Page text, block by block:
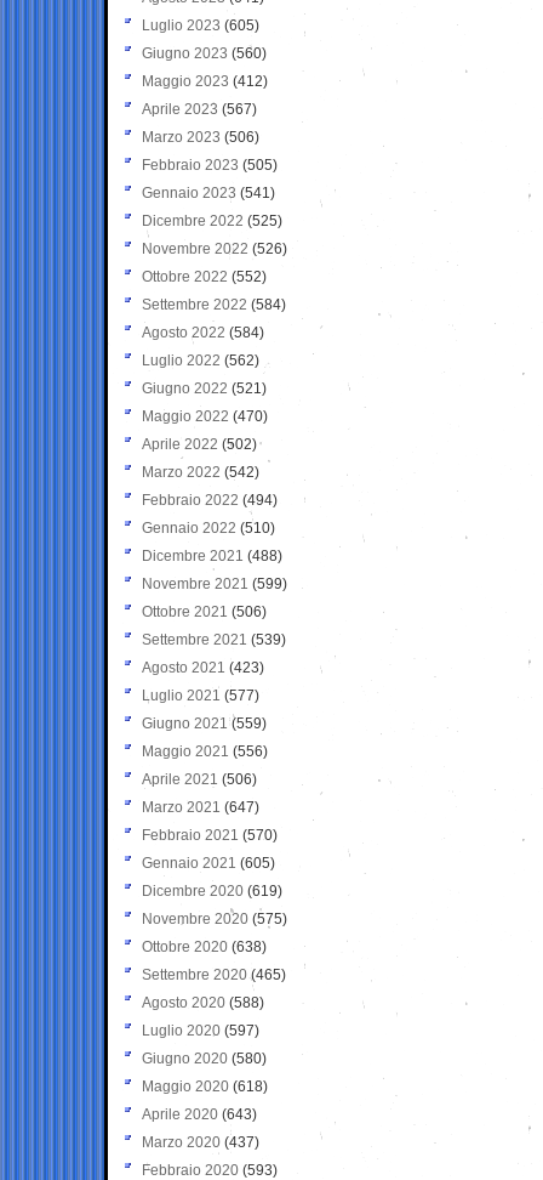
Luglio 2023 (605)
Giugno 2023 (560)
Maggio 2023 (412)
Aprile 2023 (567)
Marzo 2023 (506)
Febbraio 2023 (505)
Gennaio 2023 (541)
Dicembre 2022 (525)
Novembre 2022 (526)
Ottobre 2022 (552)
Settembre 2022 (584)
Agosto 2022 (584)
Luglio 2022 (562)
Giugno 2022 (521)
Maggio 2022 (470)
Aprile 2022 (502)
Marzo 2022 (542)
Febbraio 2022 (494)
Gennaio 2022 (510)
Dicembre 2021 (488)
Novembre 2021 (599)
Ottobre 2021 (506)
Settembre 2021 (539)
Agosto 2021 (423)
Luglio 2021 (577)
Giugno 2021(559)
Maggio 2021 (556)
Aprile 2021 (506)
Marzo 2021 (647)
Febbraio 2021 (570)
Gennaio 2021 (605)
Dicembre 2020 (619)
Novembre 2020 (575)
Ottobre 2020 (638)
Settembre 2020(465)
Agosto 2020 (588)
Luglio 2020 (597)
Giugno 2020 (580)
Maggio 2020 (618)
Aprile 2020 (643)
Marzo 2020 (437)
Febbraio 2020 (593)